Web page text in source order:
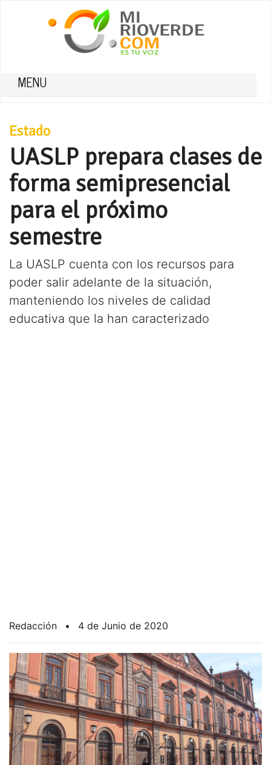
MENU
Estado
UASLP prepara clases de
forma semipresencial
para el próximo
semestre
La UASLP cuenta con los recursos para
poder salir adelante de la situación,
manteniendo los niveles de calidad
educativa que la han caracterizado
Redacción • 4 de Junio de 2020